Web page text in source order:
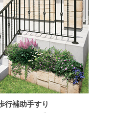
行補助手すり